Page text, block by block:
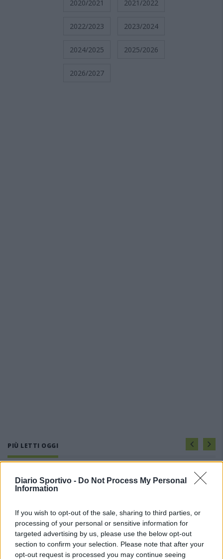
Diario Sportivo - Do Not Process My Personal
Information
If you wish to opt-out of the sale, sharing to third parties, or
processing of your personal or sensitive information for
targeted advertising by us, please use the below opt-out
section to confirm your selection. Please note that after your
opt-out request is processed you may continue seeing
2020/2021 2021/2022
2022/2023 2023/2024
2024/2025 2025/2026
2026/2027
PIÙ LETTI OGGI
Il Selargius rinforza il centrocampo con
Manuel Rinino e Samuele Vacca
L'Ossese si prepara all'esordio in D: Forzati,
Cabrera, Tesio, Limongelli, Bolzicco e tanti
giovani tra i…
7 Ago 2026